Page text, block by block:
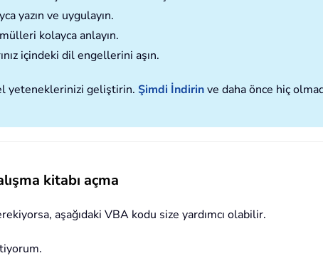
yazın ve uygulayın.
kolayca anlayın.
içindeki dil engellerini aşın.
yeteneklerinizi geliştirin. Şimdi İndirinve daha önce hiç
kitabı açma
aşağıdaki VBA kodu size yardımcı olabilir.